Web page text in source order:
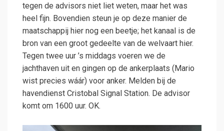
tegen de advisors niet liet weten, maar het was
heel fijn. Bovendien steun je op deze manier de
maatschappij hier nog een beetje; het kanaal is de
bron van een groot gedeelte van de welvaart hier.
Tegen twee uur ’s middags voeren we de
jachthaven uit en gingen op de ankerplaats (Mario
wist precies wáár) voor anker. Melden bij de
havendienst Cristobal Signal Station. De advisor
komt om 1600 uur. OK.